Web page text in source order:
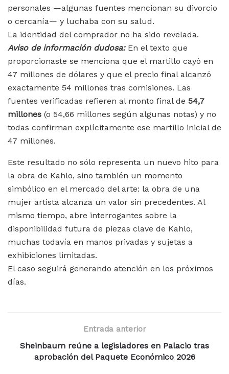
personales —algunas fuentes mencionan su divorcio
o cercanía— y luchaba con su salud.
La identidad del comprador no ha sido revelada.
Aviso de información dudosa:En el texto que
proporcionaste se menciona que el martillo cayó en
47 millones de dólares y que el precio final alcanzó
exactamente 54 millones tras comisiones. Las
fuentes verificadas refieren al monto final de 54,7
millones (o 54,66 millones según algunas notas) y no
todas confirman explícitamente ese martillo inicial de
47 millones.
Este resultado no sólo representa un nuevo hito para
la obra de Kahlo, sino también un momento
simbólico en el mercado del arte: la obra de una
mujer artista alcanza un valor sin precedentes. Al
mismo tiempo, abre interrogantes sobre la
disponibilidad futura de piezas clave de Kahlo,
muchas todavía en manos privadas y sujetas a
exhibiciones limitadas.
El caso seguirá generando atención en los próximos
días.
Entrada anterior
Sheinbaum reúne a legisladores en Palacio tras
aprobación del Paquete Económico 2026